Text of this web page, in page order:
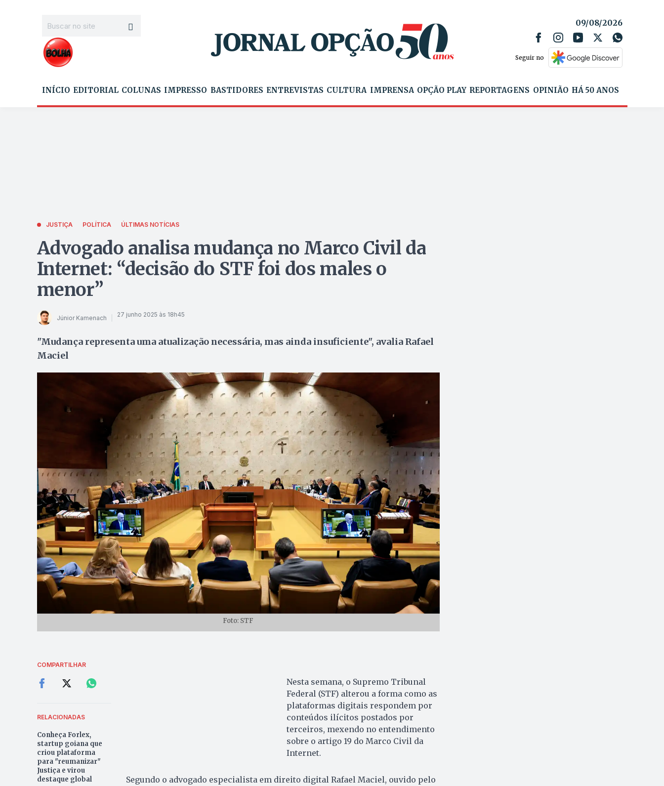
09/08/2026
Seguir no
INÍCIO EDITORIAL COLUNAS IMPRESSO BASTIDORES ENTREVISTAS CULTURA IMPRENSA OPÇÃO PLAY REPORTAGENS OPINIÃO HÁ 50 ANOS
JUSTIÇA POLÍTICA ÚLTIMAS NOTÍCIAS
Advogado analisa mudança no Marco Civil da
Internet: “decisão do STF foi dos males o
menor”
Júnior Kamenach 27 junho 2025 às 18h45
"Mudança representa uma atualização necessária, mas ainda insuficiente", avalia Rafael
Maciel
Foto: STF
COMPARTILHAR
RELACIONADAS
Conheça Forlex,
startup goiana que
criou plataforma
para "reumanizar"
Justiça e virou
destaque global
Nesta semana, o Supremo Tribunal
Federal (STF) alterou a forma como as
plataformas digitais respondem por
conteúdos ilícitos postados por
terceiros, mexendo no entendimento
sobre o artigo 19 do Marco Civil da
Internet.
Segundo o advogado especialista em direito digital Rafael Maciel, ouvido pelo